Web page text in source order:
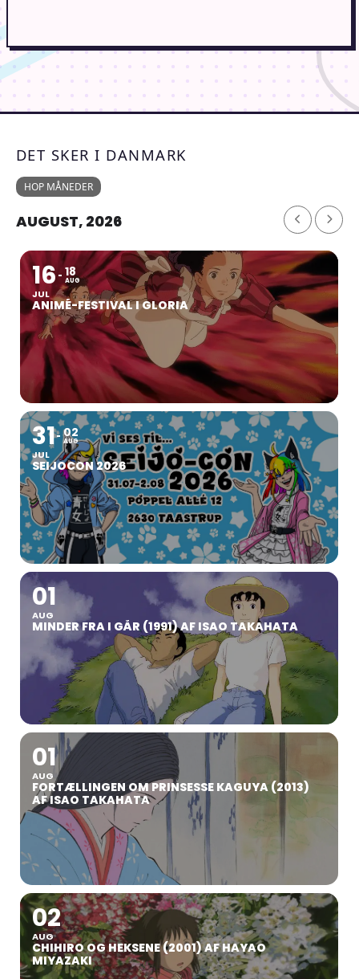
DET SKER I DANMARK
HOP MÅNEDER
AUGUST, 2026
16
JUL
18
AUG
ANIMÉ-FESTIVAL I GLORIA
31
JUL
02
AUG
SEIJOCON 2026
01
AUG
MINDER FRA I GÅR (1991) AF ISAO TAKAHATA
01
AUG
FORTÆLLINGEN OM PRINSESSE KAGUYA (2013)
AF ISAO TAKAHATA
02
AUG
CHIHIRO OG HEKSENE (2001) AF HAYAO
MIYAZAKI